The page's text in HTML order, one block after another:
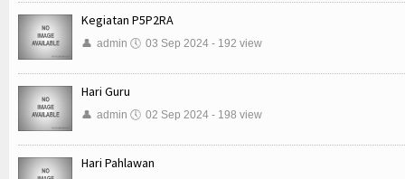
Kegiatan P5P2RA
👤 admin 🕔 03 Sep 2024 - 192 view
Hari Guru
👤 admin 🕔 02 Sep 2024 - 198 view
Hari Pahlawan